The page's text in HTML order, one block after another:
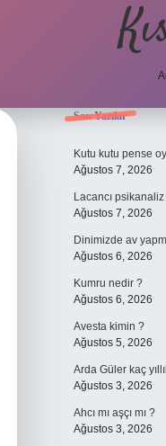
Son Yazılar
Kutu kutu pense
Ağustos 7, 2026
Lacancı
Ağustos 7, 2026
Dinimizde av
Ağustos 6, 2026
Kumru nedir ?
Ağustos 6, 2026
Avesta kimin ?
Ağustos 5, 2026
Arda Güler kaç
Ağustos 3, 2026
Ahcı mı aşçı mı ?
Ağustos 3, 2026